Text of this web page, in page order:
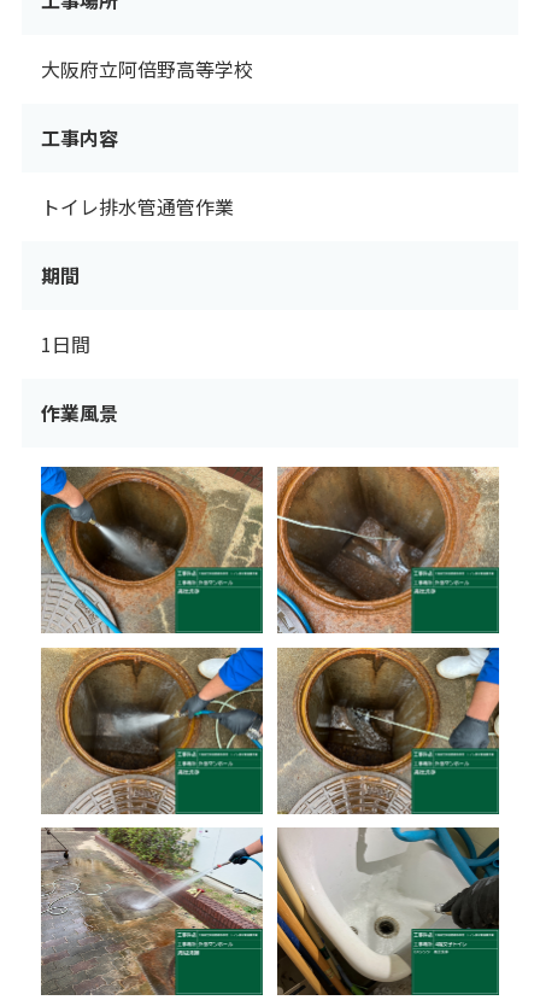
大阪府立阿倍野高等学校
工事内容
トイレ排水管通管作業
期間
1日間
作業風景